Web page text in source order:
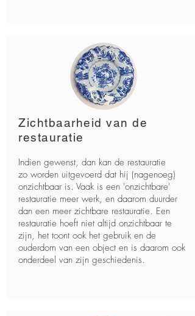
Zichtbaarheid van de
restauratie
Indien gewenst, dan kan de restauratie
zo worden uitgevoerd dat hij (nagenoeg)
onzichtbaar is. Vaak is een 'onzichtbare'
restauratie meer werk, en daarom duurder
dan een meer zichtbare restauratie. Een
restauratie hoeft niet altijd onzichtbaar te
zijn, het toont ook het gebruik en de
ouderdom van een object en is daarom ook
onderdeel van zijn geschiedenis.